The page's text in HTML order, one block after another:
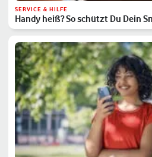
SERVICE & HILFE
Handy heiß? So schützt Du Dein